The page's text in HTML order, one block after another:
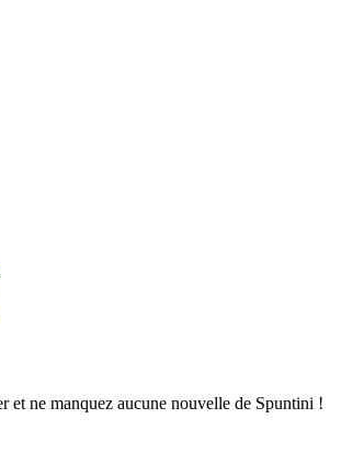
et ne manquez aucune nouvelle de Spuntini !